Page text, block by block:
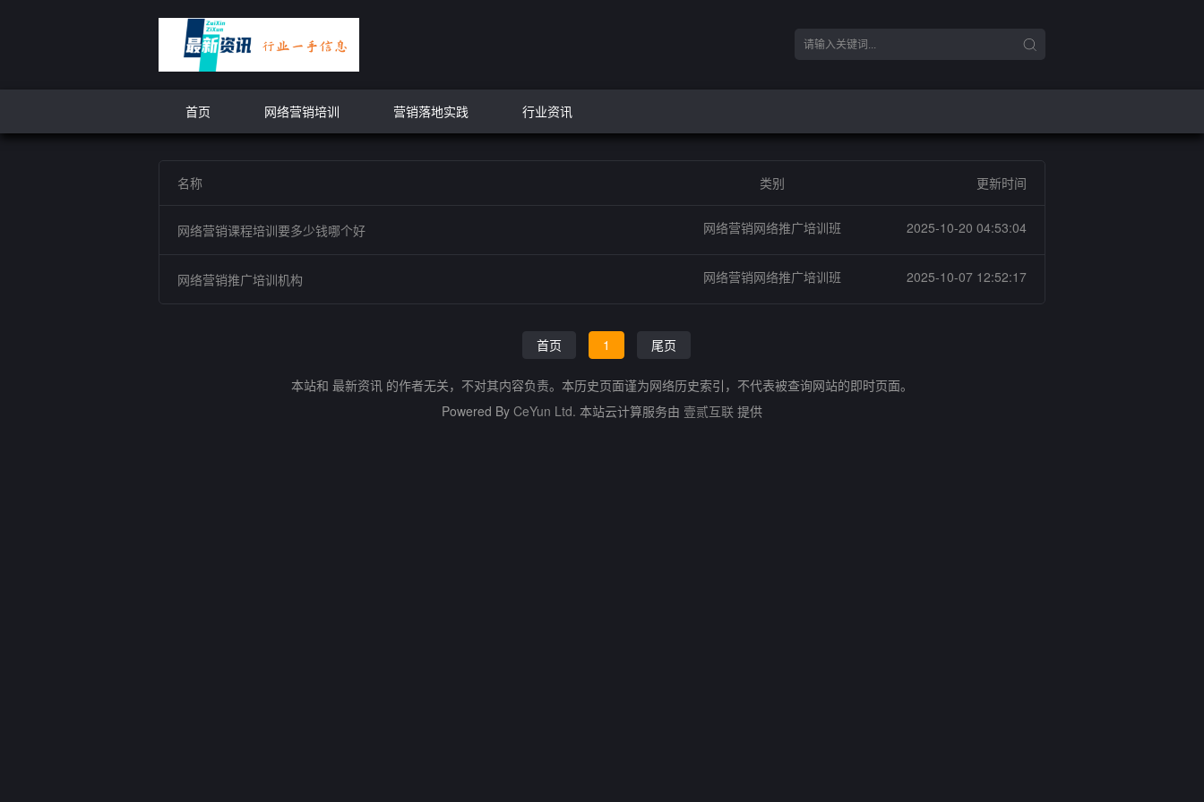
首页 网络营销培训 营销落地实践 行业资讯
名称 类别 更新时间
网络营销课程培训要多少钱哪个好 网络营销网络推广培训班 2025-10-20 04:53:04
网络营销推广培训机构 网络营销网络推广培训班 2025-10-07 12:52:17
首页 1 尾页
本站和 最新资讯 的作者无关，不对其内容负责。本历史页面谨为网络历史索引，不代表被查询网站的即时页面。
Powered By CeYun Ltd. 本站云计算服务由 壹贰互联 提供